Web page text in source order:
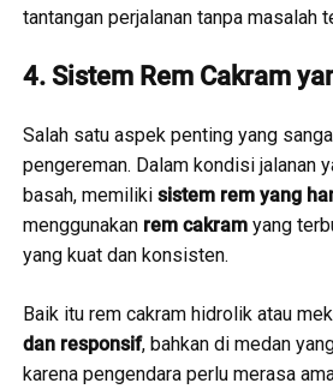
tantangan perjalanan tanpa masalah
4. Sistem Rem Cakram
Salah satu aspek penting yang
pengereman. Dalam kondisi jalanan
basah, memiliki sistem rem yang
menggunakan rem cakram yang
yang kuat dan konsisten.
Baik itu rem cakram hidrolik atau
dan responsif, bahkan di medan
karena pengendara perlu merasa